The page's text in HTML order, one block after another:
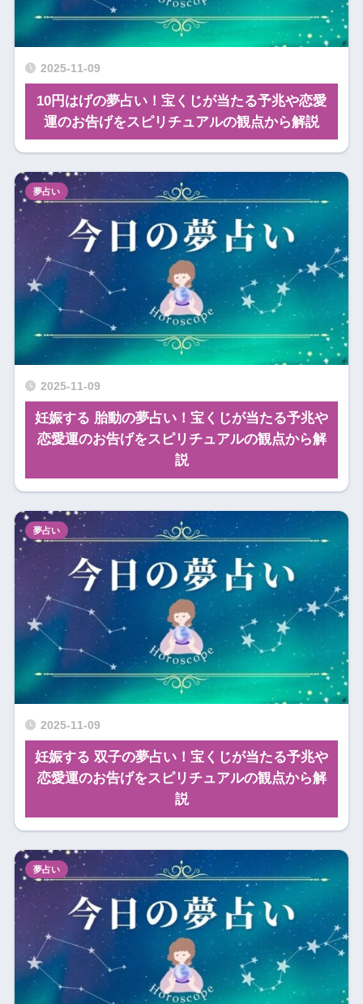
2025-11-09
10円はげの夢占い！宝くじが当たる予兆や恋愛
運のお告げをスピリチュアルの観点から解説
2025-11-09
妊娠する 胎動の夢占い！宝くじが当たる予兆や
恋愛運のお告げをスピリチュアルの観点から解
説
夢占い
2025-11-09
妊娠する 双子の夢占い！宝くじが当たる予兆や
恋愛運のお告げをスピリチュアルの観点から解
説
夢占い
夢占い